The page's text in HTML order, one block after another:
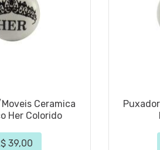
Ceramica
Her Colorido
39,00